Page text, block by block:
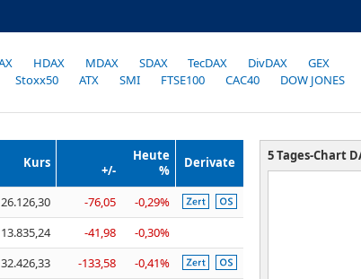
HDAX MDAX SDAX TecDAX DivDAX
GEX
Stoxx50 ATX SMI FTSE100 CAC40 DOW JONES
Kurs Heute Derivate
+/-
%
26.126,30 -76,05
-0,29%
13.835,24 -41,98
-0,30%
32.426,33 -133,58
-0,41%
5 Tages-Chart